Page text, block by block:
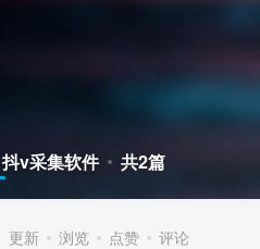
抖v采集软件 共2篇
更新 浏览 点赞 评论